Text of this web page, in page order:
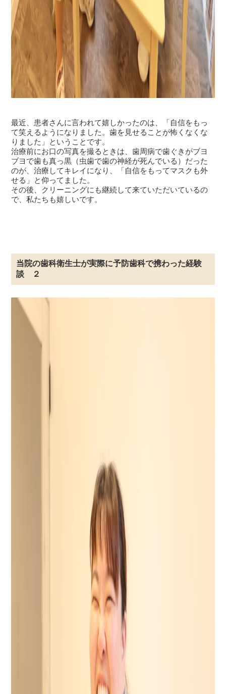
最近、患者さんに言われて嬉しかったのは、「自信をもっ
て笑えるようになりました。歯を見せることが怖くなくな
りました」ということです。
治療前にお口の写真を撮るときは、歯周病で歯ぐきがブヨ
ブヨで歯も真っ黒（虫歯で歯の神経が死んでいる）だった
のが、治療してキレイになり、「自信をもってマスクも外
せる」と仰ってました。
その後、クリーニングにも継続して来ていただいているの
で、私たちも嬉しいです。
当院の歯科衛生士が実際に予防歯科で携わった経験
談 ２